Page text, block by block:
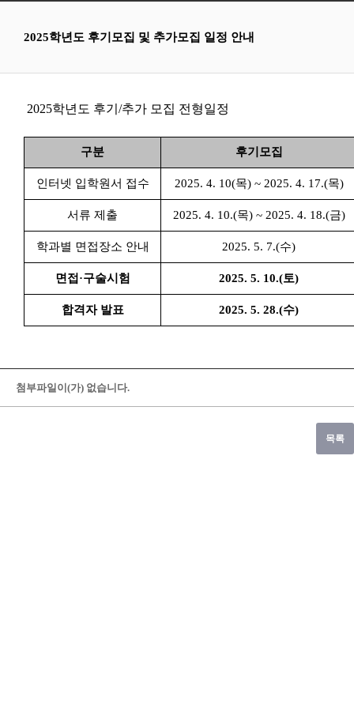
2025학년도 후기모집 및 추가모집 일정 안내
2025학년도 후기/추가 모집 전형일정
구분 후기모집
인터넷 입학원서 접수 2025. 4. 10(목) ~ 2025. 4. 17.(목)
서류 제출 2025. 4. 10.(목) ~ 2025. 4. 18.(금)
학과별 면접장소 안내 2025. 5. 7.(수)
면접·구술시험 2025. 5. 10.(토)
합격자 발표 2025. 5. 28.(수)
첨부파일이(가) 없습니다.